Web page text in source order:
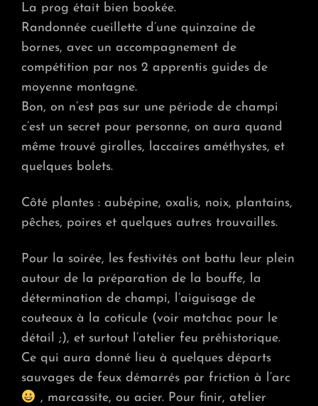
La prog était bien bookée.
Randonnée cueillette d’une quinzaine de
bornes, avec un accompagnement de
compétition par nos 2 apprentis guides de
moyenne montagne.
Bon, on n’est pas sur une période de champi
c’est un secret pour personne, on aura quand
même trouvé girolles, laccaires améthystes, et
quelques bolets.
Côté plantes : aubépine, oxalis, noix, plantains,
pêches, poires et quelques autres trouvailles.
Pour la soirée, les festivités ont battu leur plein
autour de la préparation de la bouffe, la
détermination de champi, l’aiguisage de
couteaux à la coticule (voir matchac pour le
détail ;), et surtout l’atelier feu préhistorique.
Ce qui aura donné lieu à quelques départs
sauvages de feux démarrés par friction à l’arc
, marcassite, ou acier. Pour finir, atelier